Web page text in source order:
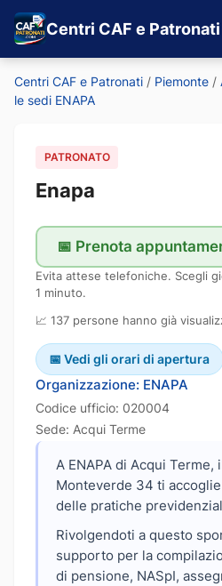
Centri CAF e Patronati
Centri CAF e Patronati / Piemonte /
le sedi ENAPA
PATRONATO
Enapa
📅 Prenota
Evita attese telefoniche. Scegli
1 minuto.
📈 137 persone hanno già
📅 Vedi gli orari di apertura
Organizzazione: ENAPA
Codice ufficio: 020004
Sede: Acqui Terme
A ENAPA di Acqui Terme,
Monteverde 34 ti
delle pratiche
Rivolgendoti a questo
supporto per la
di pensione, NASpI,